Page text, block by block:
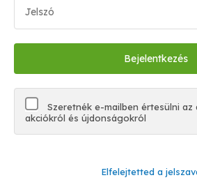
Szeretnék e-mailben értesülni az
akciókról és újdonságokról
Elfelejtetted a